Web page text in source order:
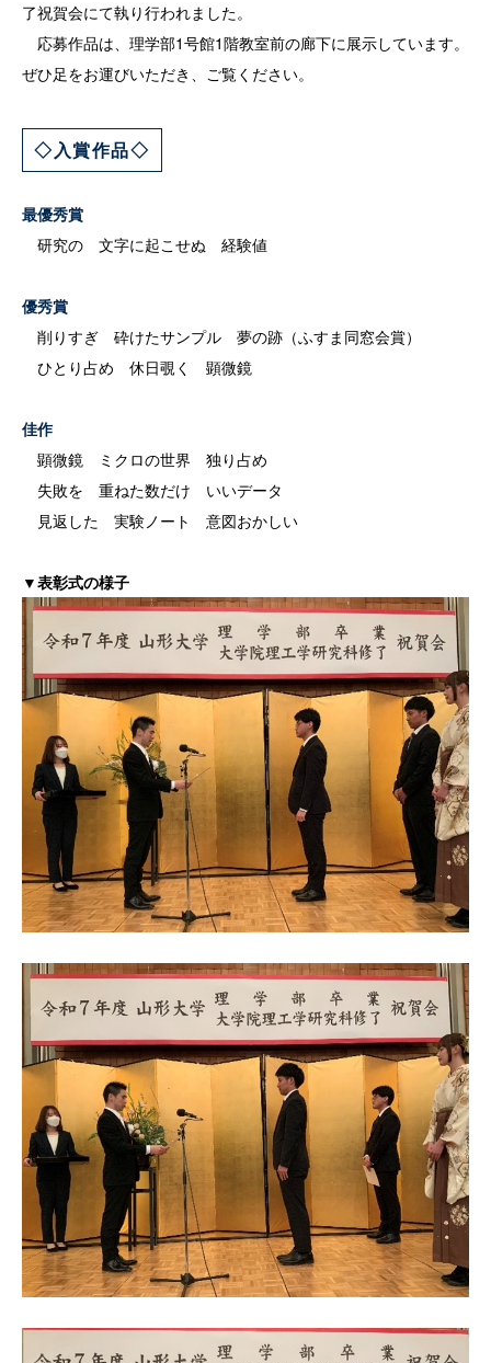
了祝賀会にて執り行われました。
応募作品は、理学部1号館1階教室前の廊下に展示しています。
ぜひ足をお運びいただき、ご覧ください。
◇入賞作品◇
最優秀賞
研究の 文字に起こせぬ 経験値
優秀賞
削りすぎ 砕けたサンプル 夢の跡（ふすま同窓会賞）
ひとり占め 休日覗く 顕微鏡
佳作
顕微鏡 ミクロの世界 独り占め
失敗を 重ねた数だけ いいデータ
見返した 実験ノート 意図おかしい
▼表彰式の様子